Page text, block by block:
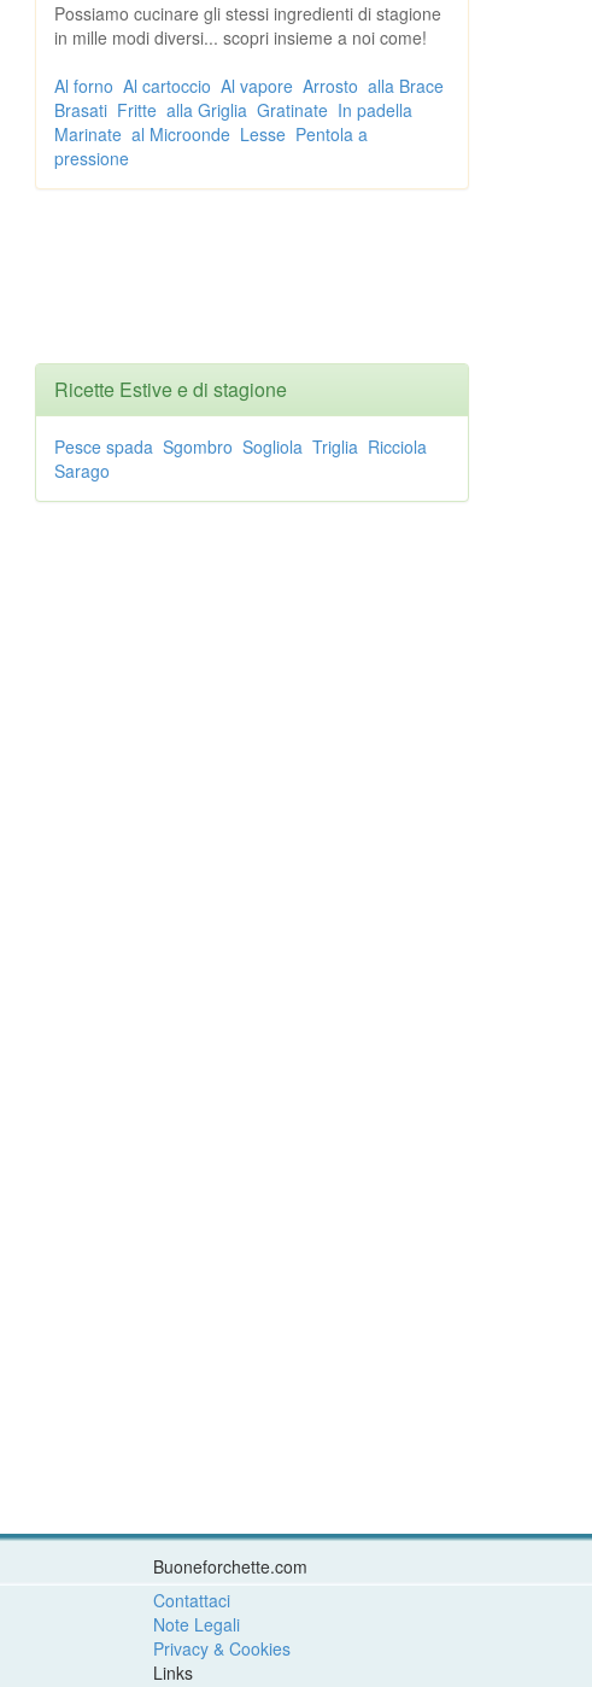
Possiamo cucinare gli stessi ingredienti di stagione
in mille modi diversi... scopri insieme a noi come!
Al forno Al cartoccio Al vapore Arrosto alla Brace
Brasati Fritte alla Griglia Gratinate In padella
Marinate al Microonde Lesse Pentola a
pressione
Ricette Estive e di stagione
Pesce spada Sgombro Sogliola Triglia Ricciola
Sarago
Buoneforchette.com
Contattaci
Note Legali
Privacy & Cookies
Links